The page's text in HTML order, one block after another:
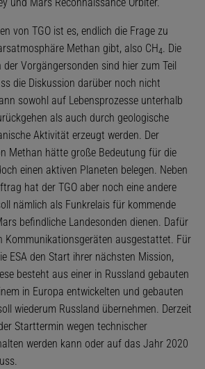
von TGO ist es, endlich die Frage zu
Methan gibt, also CH4. Die
Vorgängersonden sind hier zum Teil
die Diskussion darüber noch nicht
sowohl auf Lebensprozesse unterhalb
als auch durch geologische
Aktivität erzeugt werden. Der
Methan hätte große Bedeutung für die
einen aktiven Planeten belegen. Neben
hat der TGO aber noch eine andere
nämlich als Funkrelais für kommende
befindliche Landesonden dienen. Dafür
Kommunikationsgeräten ausgestattet. Für
ESA den Start ihrer nächsten Mission,
besteht aus einer in Russland gebauten
in Europa entwickelten und gebauten
wiederum Russland übernehmen. Derzeit
Starttermin wegen technischer
werden kann oder auf das Jahr 2020